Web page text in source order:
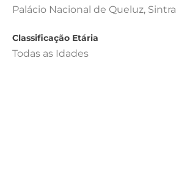
Palácio Nacional de Queluz, Sintra
Classificação Etária
Todas as Idades